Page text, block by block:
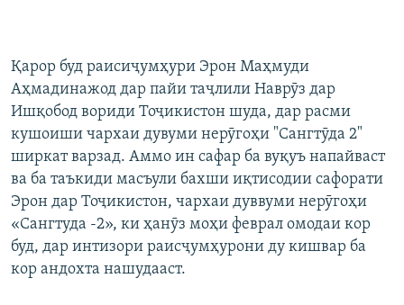
Қарор буд раисиҷумҳури Эрон Маҳмуди
Аҳмадинажод дар пайи таҷлили Наврӯз дар
Ишқобод вориди Тоҷикистон шуда, дар расми
кушоиши чархаи дувуми нерӯгоҳи "Сангтӯда 2"
ширкат варзад. Аммо ин сафар ба вуқуъ напайваст
ва ба таъкиди масъули бахши иқтисодии сафорати
Эрон дар Тоҷикистон, чархаи дуввуми нерӯгоҳи
«Сангтуда -2», ки ҳанӯз моҳи феврал омодаи кор
буд, дар интизори раисҷумҳурони ду кишвар ба
кор андохта нашудааст.